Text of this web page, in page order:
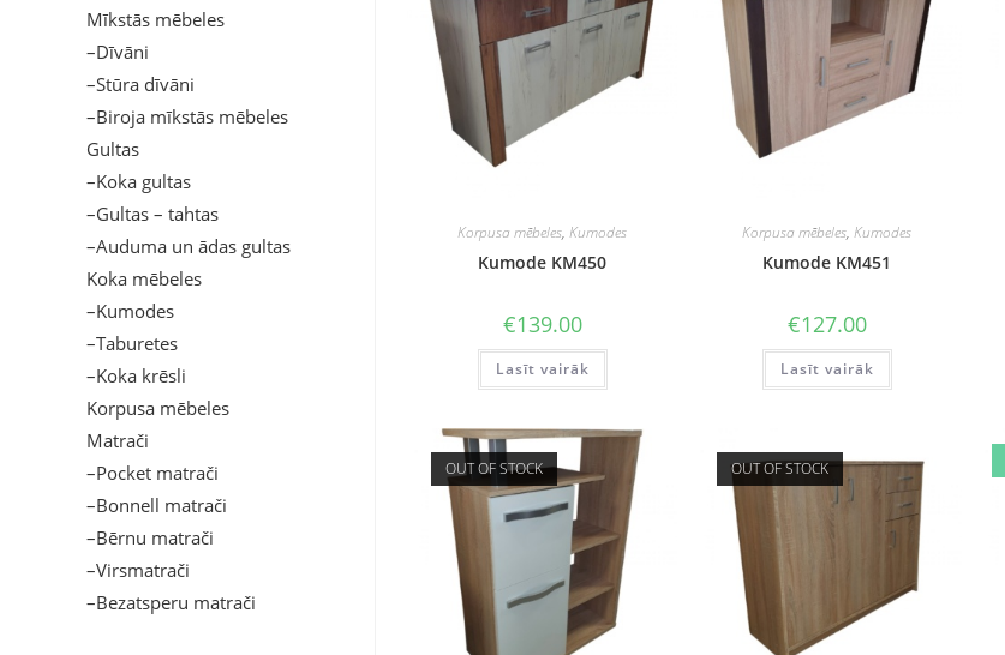
Korpusa mēbeles,Kumodes
Kumode KM450
€139.00
Lasīt vairāk
Korpusa mēbeles,Kumodes
Kumode KM451
€127.00
Lasīt vairāk
OUT OF STOCK OUT OF STOCK
Mīkstās mēbeles
–Dīvāni
–Stūra dīvāni
–Biroja mīkstās mēbeles
Gultas
–Koka gultas
–Gultas – tahtas
–Auduma un ādas gultas
Koka mēbeles
–Kumodes
–Taburetes
–Koka krēsli
Korpusa mēbeles
Matrači
–Pocket matrači
–Bonnell matrači
–Bērnu matrači
–Virsmatrači
–Bezatsperu matrači